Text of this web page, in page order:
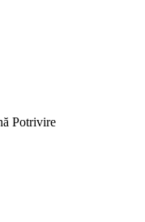
Potrivire